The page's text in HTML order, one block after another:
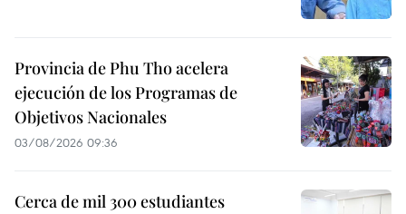
Provincia de Phu Tho acelera
ejecución de los Programas de
Objetivos Nacionales
03/08/2026 09:36
Cerca de mil 300 estudiantes